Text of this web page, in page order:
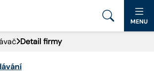
MENU
Detail firmy